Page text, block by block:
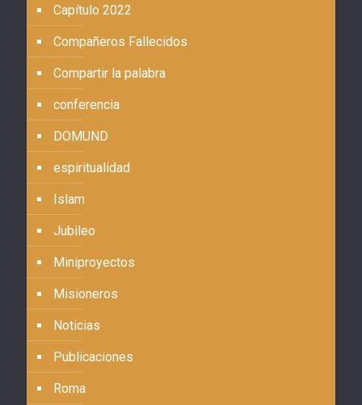
Capítulo 2022
Compañeros Fallecidos
Compartir la palabra
conferencia
DOMUND
espiritualidad
Islam
Jubileo
Miniproyectos
Misioneros
Noticias
Publicaciones
Roma